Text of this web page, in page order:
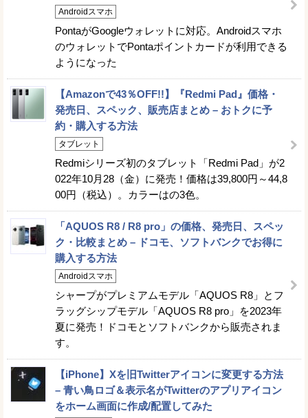
Androidスマホ
PontaがGoogleウォレットに対応。Androidスマホ
のウォレットでPontaポイントカードが利用できる
ようになった
【Amazonで43％OFF!!】『Redmi Pad』価格・
発売日、スペック、販売店まとめ – おトクに予
約・購入する方法
タブレット
Redmiシリーズ初のタブレット「Redmi Pad」が2
022年10月28（金）に発売！価格は39,800円～44,8
00円（税込）。カラーはの3色。
「AQUOS R8 / R8 pro」の価格、発売日、スペッ
ク・比較まとめ – ドコモ、ソフトバンクでお得に
購入する方法
Androidスマホ
シャープがプレミアムモデル「AQUOS R8」とフ
ラッグシップモデル「AQUOS R8 pro」を2023年
夏に発売！ドコモとソフトバンクから販売されま
す。
【iPhone】Xを旧Twitterアイコンに変更する方法
– 青い鳥ロゴ＆表示名がTwitterのアプリアイコン
をホーム画面に作成/配置してみた